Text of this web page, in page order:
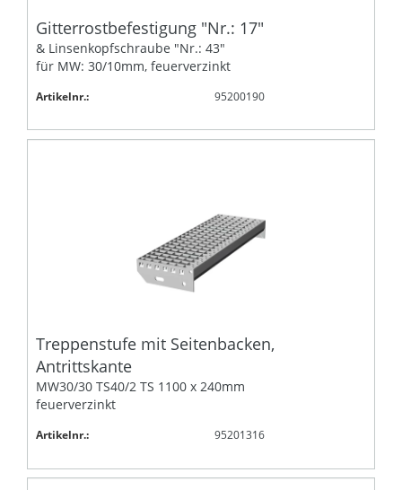
Gitterrostbefestigung "Nr.: 17"
& Linsenkopfschraube "Nr.: 43"
für MW: 30/10mm, feuerverzinkt
Artikelnr.: 95200190
Treppenstufe mit Seitenbacken,
Antrittskante
MW30/30 TS40/2 TS 1100 x 240mm
feuerverzinkt
Artikelnr.: 95201316